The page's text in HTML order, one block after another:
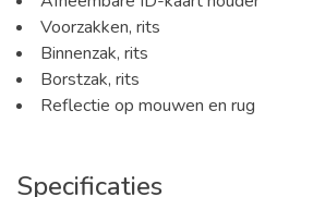
Voorzakken, rits
Binnenzak, rits
Borstzak, rits
Reflectie op mouwen en rug
Specificaties